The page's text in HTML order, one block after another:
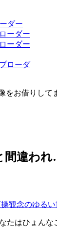
ダー
ーダー
ーダー
ローダ
をお借りし
間違わ
操観念のゆるい
たはひょん